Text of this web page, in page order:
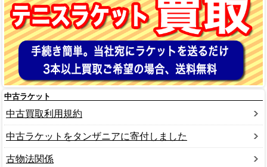
中古ラケット
中古買取利用規約
中古ラケットをタンザニアに寄付しました
古物法関係